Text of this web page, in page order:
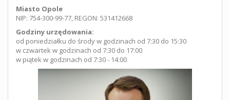
Miasto Opole
NIP: 754-300-99-77, REGON: 531412668
Godziny urzędowania:
od poniedziałku do środy w godzinach od 7:30 do 15:30
w czwartek w godzinach od 7:30 do 17:00
w piątek w godzinach od 7:30 - 14:00